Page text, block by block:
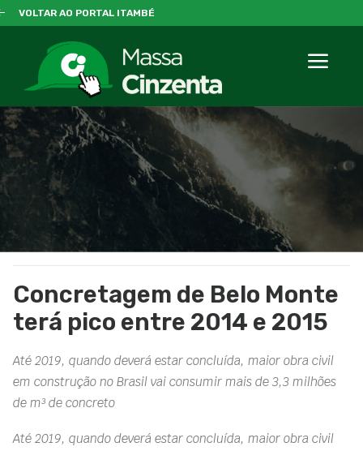
VOLTAR AO PORTAL ITAMBÉ
Concretagem de Belo Monte
terá pico entre 2014 e 2015
Até 2019, quando deverá estar concluída, maior obra civil
em construção no Brasil vai consumir mais de 3,3 milhões
de m³ de concreto
Até 2019, quando deverá estar concluída, maior obra civil